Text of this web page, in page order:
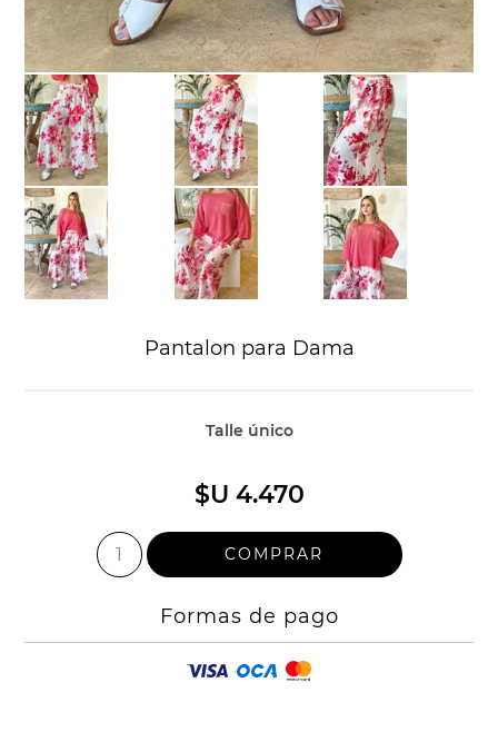
Pantalon para Dama
Talle único
$U 4.470
Formas de pago